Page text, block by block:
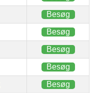
Besøg
Besøg
Besøg
Besøg
Besøg